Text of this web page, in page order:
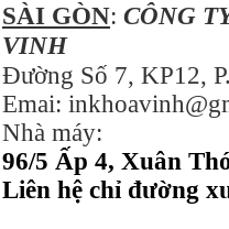
SÀI GÒN: CÔNG
VINH
Đường Số 7, KP12,
Emai:
Nhà máy:
96/5 Ấp 4, Xuân
Liên hệ chỉ đường